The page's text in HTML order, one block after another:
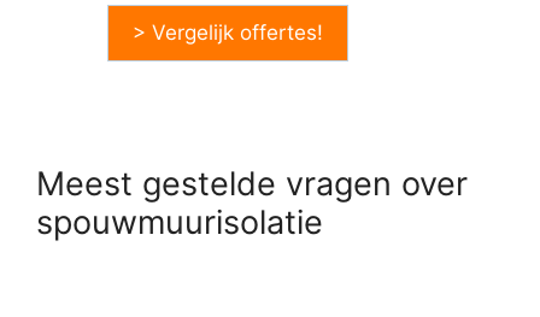
> Vergelijk offertes!
Meest gestelde vragen over
spouwmuurisolatie